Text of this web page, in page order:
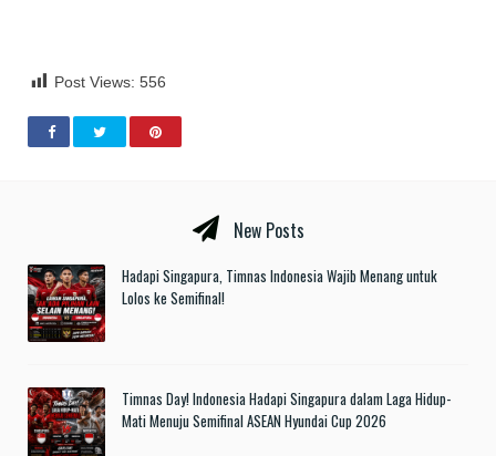
Post Views: 556
New Posts
Hadapi Singapura, Timnas Indonesia Wajib Menang untuk
Lolos ke Semifinal!
Timnas Day! Indonesia Hadapi Singapura dalam Laga Hidup-
Mati Menuju Semifinal ASEAN Hyundai Cup 2026